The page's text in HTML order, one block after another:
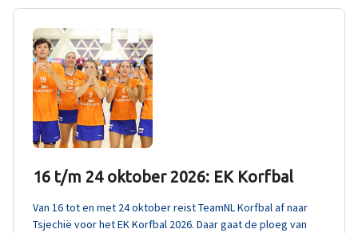
16 t/m 24 oktober 2026: EK Korfbal
Van 16 tot en met 24 oktober reist TeamNL Korfbal af naar
Tsjechië voor het EK Korfbal 2026. Daar gaat de ploeg van